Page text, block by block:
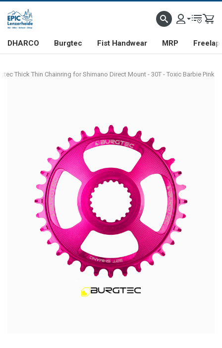
DHARCO Burgtec Fist Handwear MRP Freelap
Thick Thin Chainring for Shimano Direct Mount - 30T - Toxic Barbie Pink